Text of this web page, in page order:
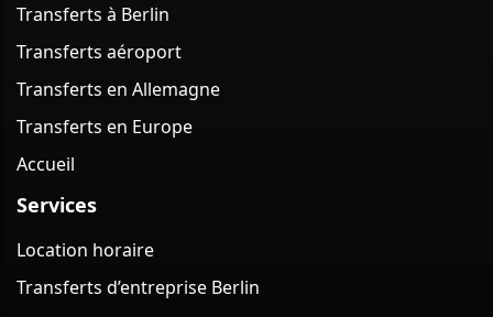
Transferts à Berlin
Transferts aéroport
Transferts en Allemagne
Transferts en Europe
Accueil
Services
Location horaire
Transferts d’entreprise Berlin